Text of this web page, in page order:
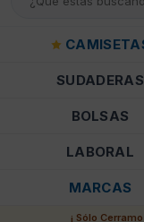
SUDADERAS
BOLSAS
LABORAL
MARCAS
¡ Sólo